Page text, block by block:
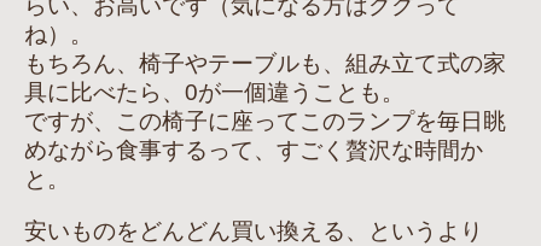
らい、お高いです（気になる方はググって
ね）。
もちろん、椅子やテーブルも、組み立て式の家
具に比べたら、0が一個違うことも。
ですが、この椅子に座ってこのランプを毎日眺
めながら食事するって、すごく贅沢な時間か
と。
安いものをどんどん買い換える、というより